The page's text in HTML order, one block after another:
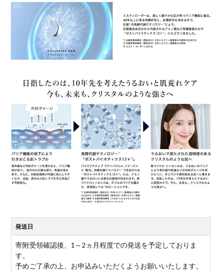
発送日
寄附受領確認後、1～2ヵ月程度での発送を予定しておりま
す。
予めご了承の上、お申込みいただくようお願いいたします。